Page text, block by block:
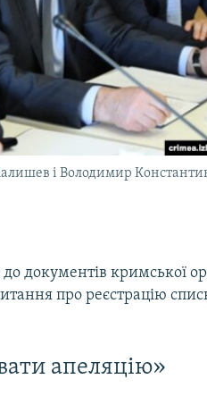
і Володимир
документів кримської
про реєстрацію
апеляцію»